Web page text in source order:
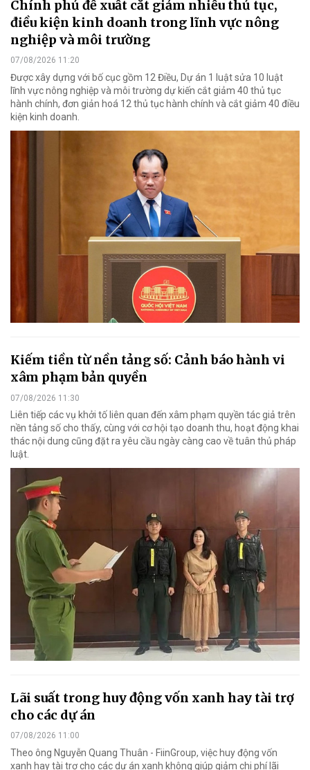
Chính phủ đề xuất cắt giảm nhiều thủ tục,
điều kiện kinh doanh trong lĩnh vực nông
nghiệp và môi trường
07/08/2026 11:20
Được xây dựng với bố cục gồm 12 Điều, Dự án 1 luật sửa 10 luật
lĩnh vực nông nghiệp và môi trường dự kiến cắt giảm 40 thủ tục
hành chính, đơn giản hoá 12 thủ tục hành chính và cắt giảm 40 điều
kiện kinh doanh.
Kiếm tiền từ nền tảng số: Cảnh báo hành vi
xâm phạm bản quyền
07/08/2026 11:30
Liên tiếp các vụ khởi tố liên quan đến xâm phạm quyền tác giả trên
nền tảng số cho thấy, cùng với cơ hội tạo doanh thu, hoạt động khai
thác nội dung cũng đặt ra yêu cầu ngày càng cao về tuân thủ pháp
luật.
Lãi suất trong huy động vốn xanh hay tài trợ
cho các dự án
07/08/2026 11:00
Theo ông Nguyễn Quang Thuân - FiinGroup, việc huy động vốn
xanh hay tài trợ cho các dự án xanh không giúp giảm chi phí lãi